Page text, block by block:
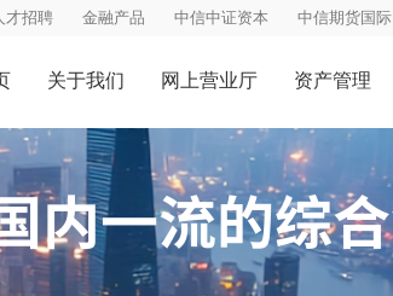
才招聘 金融产品 中信中证资本 中信期货国际
关于我们 网上营业厅 资产管理